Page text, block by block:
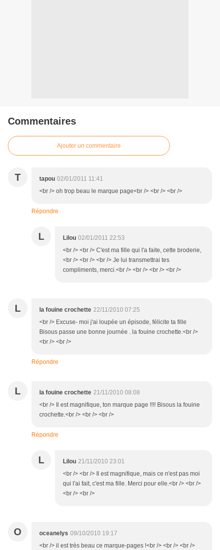
Commentaires
Ajouter un commentaire
T tapou 02/01/2011 11:41
<br /> oh trop beau le marque page<br /> <br /> <br />
Répondre
L Lilou 02/01/2011 22:53
<br /> <br /> C'est ma fille qui l'a faite, cette broderie,
<br /> <br /> <br /> Je lui transmettrai tes
compliments, merci.<br /> <br /> <br /> <br />
L la fouine crochette 22/11/2010 07:25
<br /> Excuse- moi j'ai loupée un épisode, félicite ta fille
Bisous passe une bonne journée . la fouine crochette.<br />
<br /> <br />
Répondre
L la fouine crochette 21/11/2010 08:08
<br /> Il est magnifique, ton marque page !!!! Bisous la fouine
crochette.<br /> <br /> <br />
Répondre
L Lilou 21/11/2010 23:01
<br /> <br /> Il est magnifique, mais ce n'est pas moi
qui l'ai fait, c'est ma fille. Merci pour elle.<br /> <br />
<br /> <br />
O oceanelys 09/10/2010 19:17
<br /> il est très beau ce marque-pages !<br /> <br /> <br />